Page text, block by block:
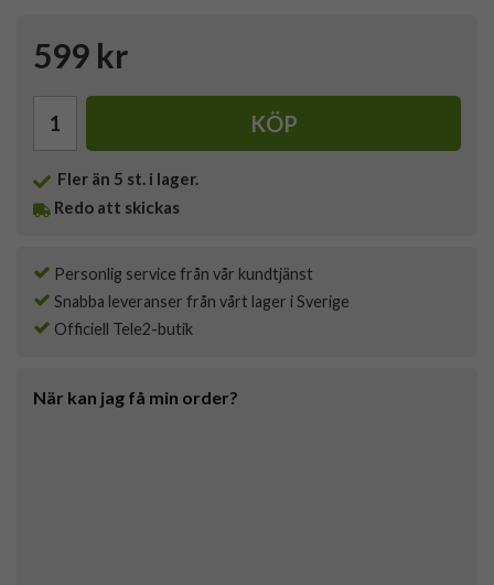
599 kr
KÖP
Fler än 5 st. i lager.
Redo att skickas
Personlig service från vår kundtjänst
Snabba leveranser från vårt lager i Sverige
Officiell Tele2-butik
När kan jag få min order?